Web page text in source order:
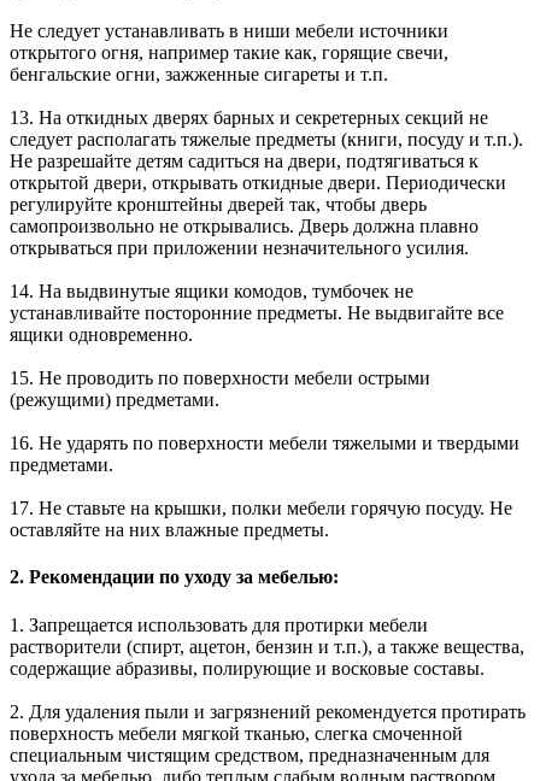
Не следует устанавливать в ниши мебели источники
открытого огня, например такие как, горящие свечи,
бенгальские огни, зажженные сигареты и т.п.
13. На откидных дверях барных и секретерных секций не
следует располагать тяжелые предметы (книги, посуду и т.п.).
Не разрешайте детям садиться на двери, подтягиваться к
открытой двери, открывать откидные двери. Периодически
регулируйте кронштейны дверей так, чтобы дверь
самопроизвольно не открывались. Дверь должна плавно
открываться при приложении незначительного усилия.
14. На выдвинутые ящики комодов, тумбочек не
устанавливайте посторонние предметы. Не выдвигайте все
ящики одновременно.
15. Не проводить по поверхности мебели острыми
(режущими) предметами.
16. Не ударять по поверхности мебели тяжелыми и твердыми
предметами.
17. Не ставьте на крышки, полки мебели горячую посуду. Не
оставляйте на них влажные предметы.
2. Рекомендации по уходу за мебелью:
1. Запрещается использовать для протирки мебели
растворители (спирт, ацетон, бензин и т.п.), а также вещества,
содержащие абразивы, полирующие и восковые составы.
2. Для удаления пыли и загрязнений рекомендуется протирать
поверхность мебели мягкой тканью, слегка смоченной
специальным чистящим средством, предназначенным для
ухода за мебелью, либо теплым слабым водным раствором